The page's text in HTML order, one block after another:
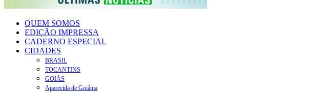
QUEM SOMOS
EDIÇÃO IMPRESSA
CADERNO ESPECIAL
CIDADES
BRASIL
TOCANTINS
GOIÁS
Aparecida de Goiânia